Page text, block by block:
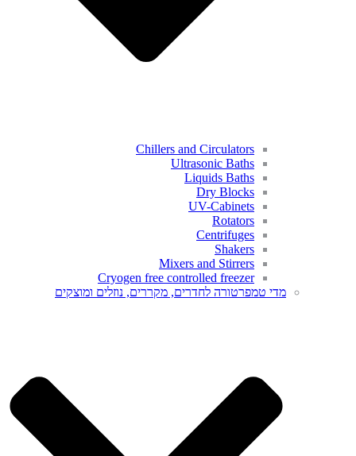
Chillers and Circulators
Ultrasonic Baths
Liquids Baths
Dry Blocks
UV-Cabinets
Rotators
Centrifuges
Shakers
Mixers and Stirrers
Cryogen free controlled freezer​
מדי טמפרטורה לחדרים, מקררים, נוזלים ומוצקים